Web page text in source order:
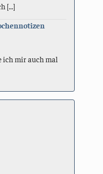
[...]
ich mir auch mal